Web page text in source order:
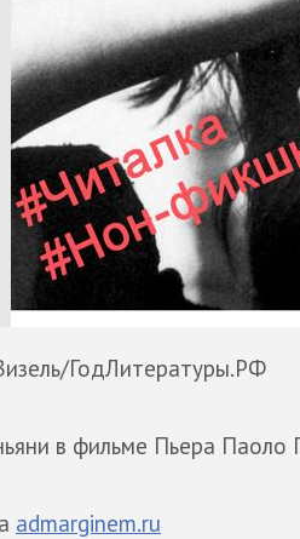
ГодЛитературы.РФ
в фильме Пьера
admarginem.ru